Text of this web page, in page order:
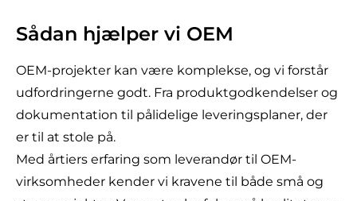
Sådan hjælper vi OEM
OEM-projekter kan være komplekse, og vi forstår
udfordringerne godt. Fra produktgodkendelser og
dokumentation til pålidelige leveringsplaner, der
er til at stole på.
Med årtiers erfaring som leverandør til OEM-
virksomheder kender vi kravene til både små og